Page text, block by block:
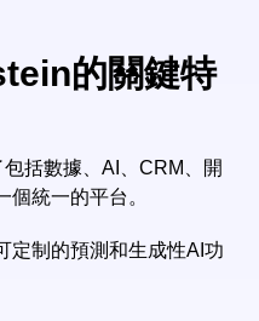
的關鍵特
括數據、AI、CRM、開
統一的平台。
定制的預測和生成性AI功